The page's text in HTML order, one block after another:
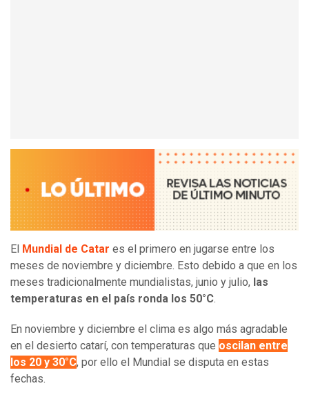
El Mundial de Catar es el primero en jugarse entre los
meses de noviembre y diciembre. Esto debido a que en los
meses tradicionalmente mundialistas, junio y julio, las
temperaturas en el país ronda los 50°C.
En noviembre y diciembre el clima es algo más agradable
en el desierto catarí, con temperaturas que oscilan entre
los 20 y 30°C, por ello el Mundial se disputa en estas
fechas.